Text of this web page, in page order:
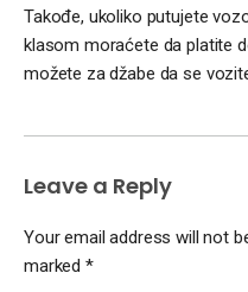
Takođe, ukoliko putujete
klasom moraćete da platite
možete za džabe da se
Leave a Reply
Your email address will not
marked *